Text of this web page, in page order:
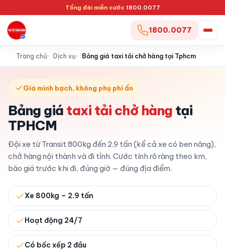
Tổng đài miễn cước 1800.0077
1800.0077
Trang chủ Dịch vụ Bảng giá taxi tải chở hàng tại Tphcm
Giá minh bạch, không phụ phí ẩn
Bảng giá taxi tải chở hàng tại
TPHCM
Đội xe từ Transit 800kg đến 2.9 tấn (kể cả xe có ben nâng),
chở hàng nội thành và đi tỉnh. Cước tính rõ ràng theo km,
báo giá trước khi đi, đúng giờ — đúng địa điểm.
Xe 800kg – 2.9 tấn
Hoạt động 24/7
Có bốc xếp 2 đầu